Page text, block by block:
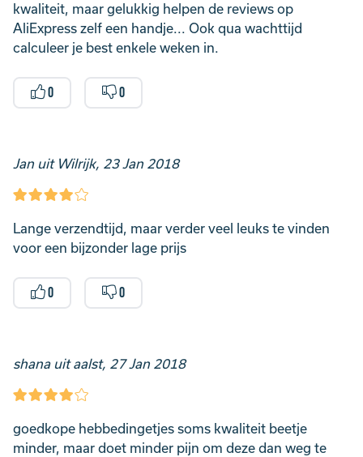
kwaliteit, maar gelukkig helpen de reviews op
AliExpress zelf een handje... Ook qua wachttijd
calculeer je best enkele weken in.
0 0
Jan uit Wilrijk, 23 Jan 2018
Lange verzendtijd, maar verder veel leuks te vinden
voor een bijzonder lage prijs
0 0
shana uit aalst, 27 Jan 2018
goedkope hebbedingetjes soms kwaliteit beetje
minder, maar doet minder pijn om deze dan weg te